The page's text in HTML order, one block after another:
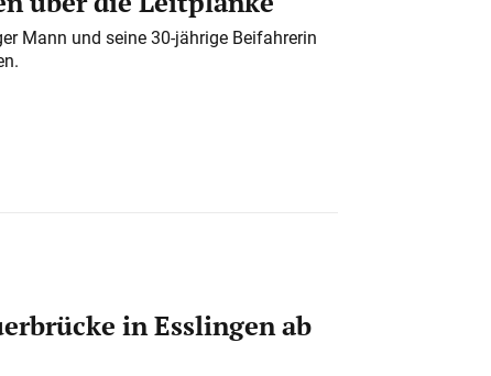
Mann und seine 30-jährige Beifahrerin
in Esslingen ab